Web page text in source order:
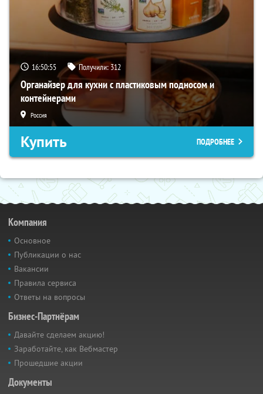
16:50:54 Получили: 312
Органайзер для кухни с пластиковым подносом и
контейнерами
Россия
Купить ПОДРОБНЕЕ
Компания
Основное
Публикации о нас
Вакансии
Правила сервиса
Ответы на вопросы
Бизнес-Партнёрам
Давайте сделаем акцию!
Заработайте, как Вебмастер
Прошедшие акции
Документы